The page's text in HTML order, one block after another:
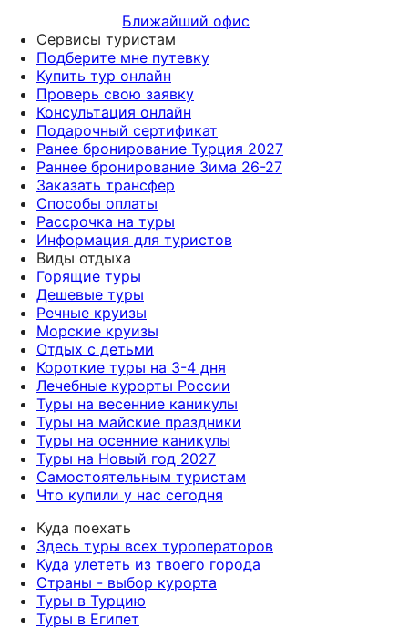
Ближайший офис
Сервисы туристам
Подберите мне путевку
Купить тур онлайн
Проверь свою заявку
Консультация онлайн
Подарочный сертификат
Ранее бронирование Турция 2027
Раннее бронирование Зима 26-27
Заказать трансфер
Способы оплаты
Рассрочка на туры
Информация для туристов
Виды отдыха
Горящие туры
Дешевые туры
Речные круизы
Морские круизы
Отдых с детьми
Короткие туры на 3-4 дня
Лечебные курорты России
Туры на весенние каникулы
Туры на майские праздники
Туры на осенние каникулы
Туры на Новый год 2027
Самостоятельным туристам
Что купили у нас сегодня
Куда поехать
Здесь туры всех туроператоров
Куда улететь из твоего города
Страны - выбор курорта
Туры в Турцию
Туры в Египет